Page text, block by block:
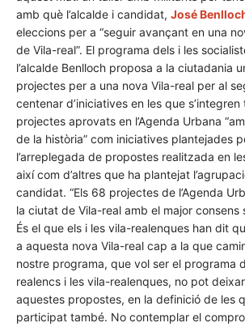
amb què l’alcalde i candidat, José
eleccions per a “seguir avançant en una
de Vila-real”. El programa dels i les
l’alcalde Benlloch proposa a la ciutadania
projectes per a una nova Vila-real per al
centenar d’iniciatives en les que
projectes aprovats en l’Agenda Urbana
de la història” com iniciatives plantejades
l’arreplegada de propostes realitzada en
així com d’altres que ha plantejat
candidat. “Els 68 projectes de l’Agenda
la ciutat de Vila-real amb el major consens
És el que els i les vila-realenques han dit
a aquesta nova Vila-real cap a la que
nostre programa, que vol ser el programa
realencs i les vila-realenques, no pot
aquestes propostes, en la definició de les
participat també. No contemplar el